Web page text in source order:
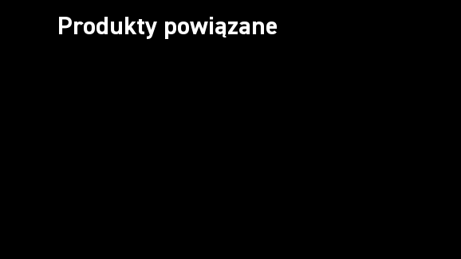
Produkty powiązane